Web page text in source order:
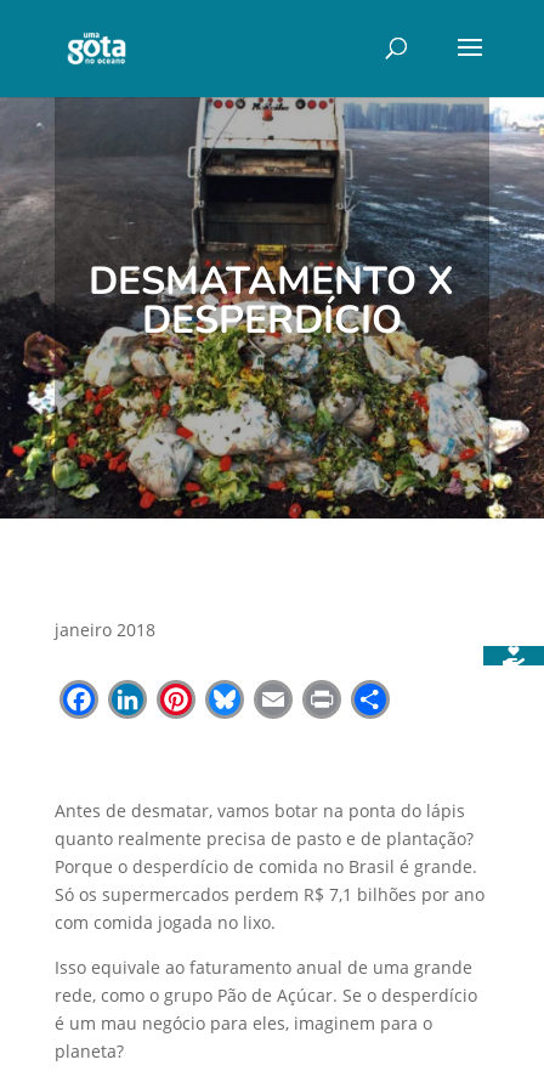
DESMATAMENTO X
DESPERDÍCIO
janeiro 2018
Facebook
LinkedIn
Pinterest
Bluesky
Email
PrintShare
Antes de desmatar, vamos botar na ponta do lápis
quanto realmente precisa de pasto e de plantação?
Porque o desperdício de comida no Brasil é grande.
Só os supermercados perdem R$ 7,1 bilhões por ano
com comida jogada no lixo.
Isso equivale ao faturamento anual de uma grande
rede, como o grupo Pão de Açúcar. Se o desperdício
é um mau negócio para eles, imaginem para o
planeta?